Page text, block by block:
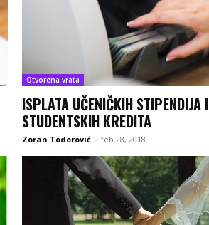
Otvorena vrata
ISPLATA UČENIČKIH STIPENDIJA I
STUDENTSKIH KREDITA
Zoran Todorović - feb 28, 2018